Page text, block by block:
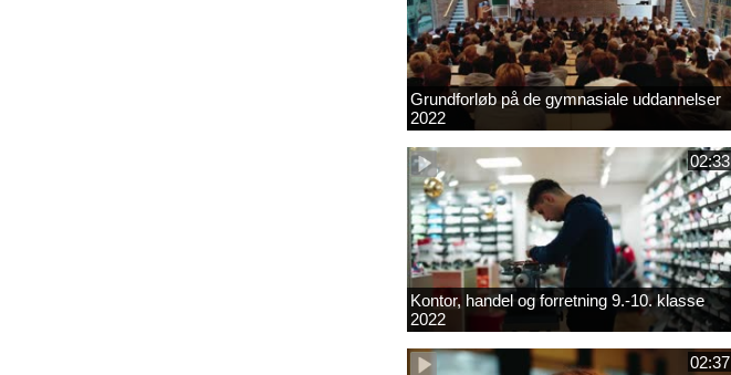
Grundforløb på de gymnasiale uddannelser
2022
02:33
Kontor, handel og forretning 9.-10. klasse
2022
02:37